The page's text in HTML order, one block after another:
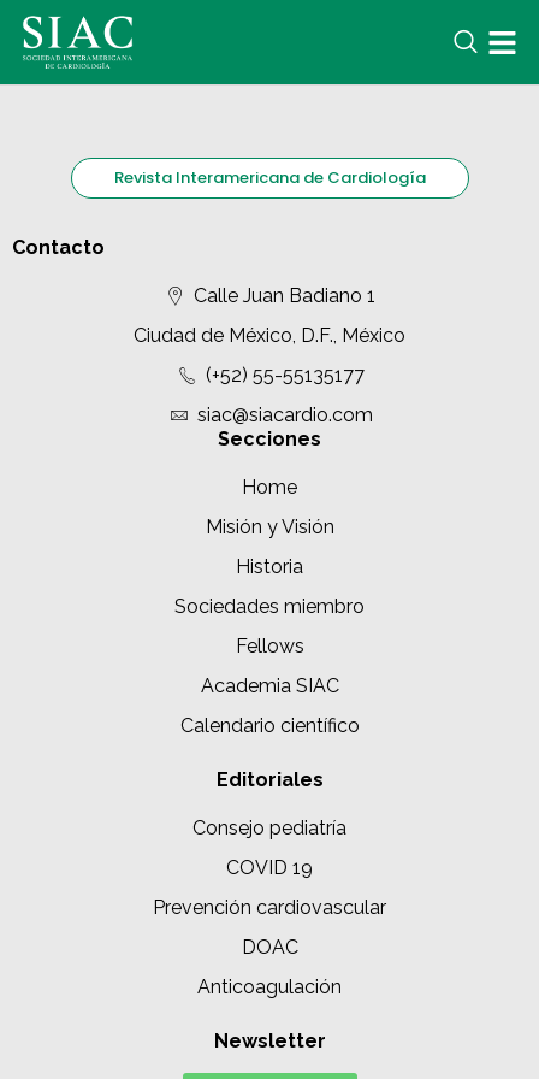
Revista Interamericana de Cardiología
Contacto
Calle Juan Badiano 1
Ciudad de México, D.F., México
(+52) 55-55135177
siac@siacardio.com
Secciones
Home
Misión y Visión
Historia
Sociedades miembro
Fellows
Academia SIAC
Calendario científico
Editoriales
Consejo pediatría
COVID 19
Prevención cardiovascular
DOAC
Anticoagulación
Newsletter